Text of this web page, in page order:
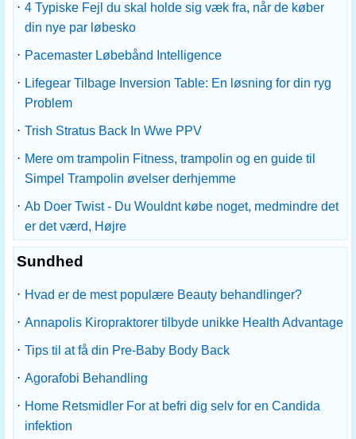
· 4 Typiske Fejl du skal holde sig væk fra, når de køber
din nye par løbesko
· Pacemaster Løbebånd Intelligence
· Lifegear Tilbage Inversion Table: En løsning for din ryg
Problem
· Trish Stratus Back In Wwe PPV
· Mere om trampolin Fitness, trampolin og en guide til
Simpel Trampolin øvelser derhjemme
· Ab Doer Twist - Du Wouldnt købe noget, medmindre det
er det værd, Højre
Sundhed
· Hvad er de mest populære Beauty behandlinger?
· Annapolis Kiropraktorer tilbyde unikke Health Advantage
· Tips til at få din Pre-Baby Body Back
· Agorafobi Behandling
· Home Retsmidler For at befri dig selv for en Candida
infektion